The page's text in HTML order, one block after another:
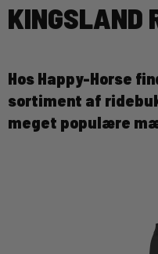
KINGSLAND
Hos Happy-Horse
sortiment af
meget populære